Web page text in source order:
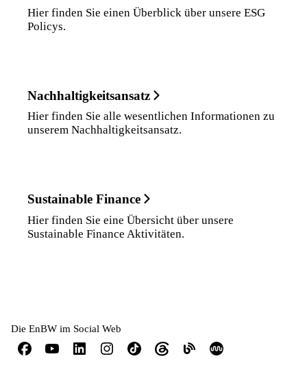
Hier finden Sie einen Überblick über unsere ESG
Policys.
Nachhaltigkeits­ansatz
Hier finden Sie alle wesentlichen Informationen zu
unserem Nachhaltigkeitsansatz.
Sustainable Finance
Hier finden Sie eine Übersicht über unsere
Sustainable Finance Aktivitäten.
Die EnBW im Social Web